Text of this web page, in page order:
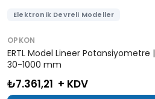
Elektronik Devreli Modeller
OPKON
ERTL Model Lineer Potansiyometre |
30-1000 mm
₺7.361,21 + KDV